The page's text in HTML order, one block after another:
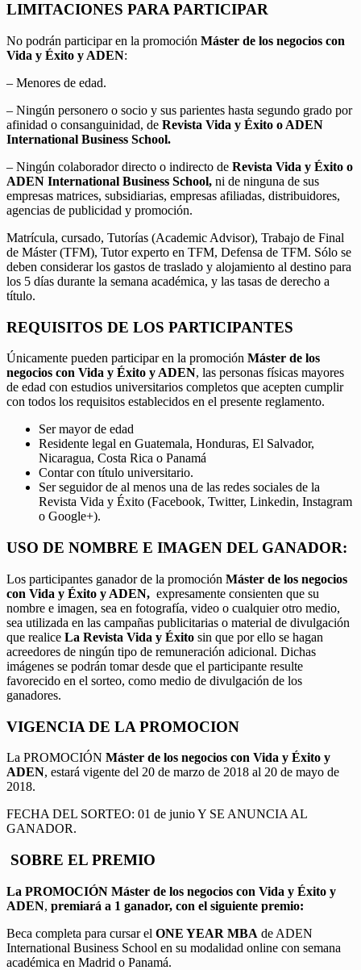
LIMITACIONES PARA PARTICIPAR
No podrán participar en la promoción Máster de los negocios con
Vida y Éxito y ADEN:
– Menores de edad.
– Ningún personero o socio y sus parientes hasta segundo grado por
afinidad o consanguinidad, de Revista Vida y Éxito o ADEN
International Business School.
– Ningún colaborador directo o indirecto de Revista Vida y Éxito o
ADEN International Business School, ni de ninguna de sus
empresas matrices, subsidiarias, empresas afiliadas, distribuidores,
agencias de publicidad y promoción.
Matrícula, cursado, Tutorías (Academic Advisor), Trabajo de Final
de Máster (TFM), Tutor experto en TFM, Defensa de TFM. Sólo se
deben considerar los gastos de traslado y alojamiento al destino para
los 5 días durante la semana académica, y las tasas de derecho a
título.
REQUISITOS DE LOS PARTICIPANTES
Únicamente pueden participar en la promoción Máster de los
negocios con Vida y Éxito y ADEN, las personas físicas mayores
de edad con estudios universitarios completos que acepten cumplir
con todos los requisitos establecidos en el presente reglamento.
Ser mayor de edad
Residente legal en Guatemala, Honduras, El Salvador,
Nicaragua, Costa Rica o Panamá
Contar con título universitario.
Ser seguidor de al menos una de las redes sociales de la
Revista Vida y Éxito (Facebook, Twitter, Linkedin, Instagram
o Google+).
USO DE NOMBRE E IMAGEN DEL GANADOR:
Los participantes ganador de la promoción Máster de los negocios
con Vida y Éxito y ADEN, expresamente consienten que su
nombre e imagen, sea en fotografía, video o cualquier otro medio,
sea utilizada en las campañas publicitarias o material de divulgación
que realice La Revista Vida y Éxito sin que por ello se hagan
acreedores de ningún tipo de remuneración adicional. Dichas
imágenes se podrán tomar desde que el participante resulte
favorecido en el sorteo, como medio de divulgación de los
ganadores.
VIGENCIA DE LA PROMOCION
La PROMOCIÓN Máster de los negocios con Vida y Éxito y
ADEN, estará vigente del 20 de marzo de 2018 al 20 de mayo de
2018.
FECHA DEL SORTEO: 01 de junio Y SE ANUNCIA AL
GANADOR.
SOBRE EL PREMIO
La PROMOCIÓN Máster de los negocios con Vida y Éxito y
ADEN, premiará a 1 ganador, con el siguiente premio:
Beca completa para cursar el ONE YEAR MBA de ADEN
International Business School en su modalidad online con semana
académica en Madrid o Panamá.